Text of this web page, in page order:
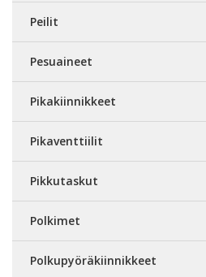
Peilit
Pesuaineet
Pikakiinnikkeet
Pikaventtiilit
Pikkutaskut
Polkimet
Polkupyöräkiinnikkeet